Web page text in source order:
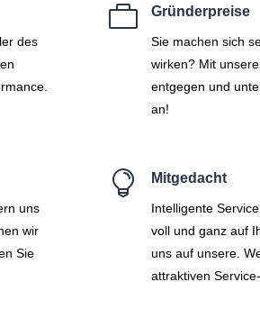
des
 Gründerpreise
Sie machen sich
wirken? Mit
entgegen und
an!
uns
wir
Sie
 Mitgedacht
Intelligente
voll und ganz auf
uns auf unsere.
attraktiven